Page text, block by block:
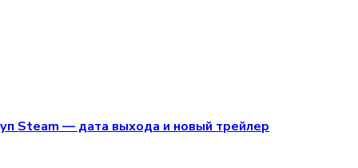
Steam — дата выхода и новый трейлер